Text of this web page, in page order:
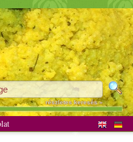
részletes keresés »